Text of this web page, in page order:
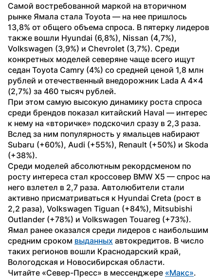
Самой востребованной маркой на вторичном
рынке Ямала стала Toyota — на нее пришлось
13,8% от общего объема спроса. В пятерку лидеров
также вошли Hyundai (6,8%), Nissan (4,7%),
Volkswagen (3,9%) и Chevrolet (3,7%). Среди
конкретных моделей северяне чаще всего ищут
седан Toyota Camry (4%) со средней ценой 1,8 млн
рублей и отечественный внедорожник Lada A 4x4
(2,7%) за 460 тысяч рублей.
При этом самую высокую динамику роста спроса
среди брендов показал китайский Haval — интерес
к нему на «вторичке» подскочил сразу в 2,3 раза.
Вслед за ним популярность у ямальцев набирают
Subaru (+60%), Audi (+55%), Renault (+50%) и Skoda
(+38%).
Среди моделей абсолютным рекордсменом по
росту интереса стал кроссовер BMW X5 — спрос на
него взлетел в 2,7 раза. Автолюбители стали
активно присматриваться к Hyundai Creta (рост в
2,2 раза), Volkswagen Tiguan (+84%), Mitsubishi
Outlander (+78%) и Volkswagen Touareg (+73%).
Ямал ранее оказался среди лидеров с наибольшим
средним сроком выданных автокредитов. В число
таких регионов вошли Краснодарский край,
Вологодская и Новосибирская области.
Читайте «Север-Пресс» в мессенджере «Макс».